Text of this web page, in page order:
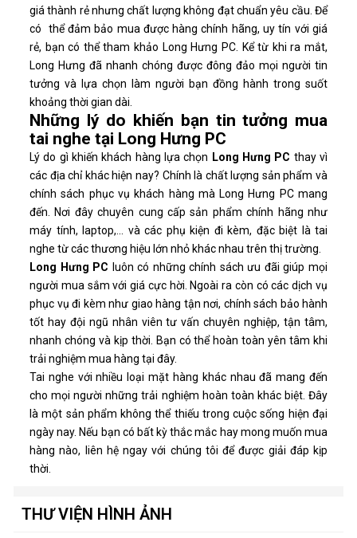
giá thành rẻ nhưng chất lượng không đạt chuẩn yêu cầu. Để
có thể đảm bảo mua được hàng chính hãng, uy tín với giá
rẻ, bạn có thể tham khảo Long Hưng PC. Kể từ khi ra mắt,
Long Hưng đã nhanh chóng được đông đảo mọi người tin
tưởng và lựa chọn làm người bạn đồng hành trong suốt
khoảng thời gian dài.
Những lý do khiến bạn tin tưởng mua
tai nghe tại Long Hưng PC
Lý do gì khiến khách hàng lựa chọn Long Hưng PC thay vì
các địa chỉ khác hiện nay? Chính là chất lượng sản phẩm và
chính sách phục vụ khách hàng mà Long Hưng PC mang
đến. Nơi đây chuyên cung cấp sản phẩm chính hãng như
máy tính, laptop,... và các phụ kiện đi kèm, đặc biệt là tai
nghe từ các thương hiệu lớn nhỏ khác nhau trên thị trường.
Long Hưng PC luôn có những chính sách ưu đãi giúp mọi
người mua sắm với giá cực hời. Ngoài ra còn có các dịch vụ
phục vụ đi kèm như giao hàng tận nơi, chính sách bảo hành
tốt hay đội ngũ nhân viên tư vấn chuyên nghiệp, tận tâm,
nhanh chóng và kịp thời. Bạn có thể hoàn toàn yên tâm khi
trải nghiệm mua hàng tại đây.
Tai nghe với nhiều loại mặt hàng khác nhau đã mang đến
cho mọi người những trải nghiệm hoàn toàn khác biệt. Đây
là một sản phẩm không thể thiếu trong cuộc sống hiện đại
ngày nay. Nếu bạn có bất kỳ thắc mắc hay mong muốn mua
hàng nào, liên hệ ngay với chúng tôi để được giải đáp kịp
thời.
THƯ VIỆN HÌNH ẢNH